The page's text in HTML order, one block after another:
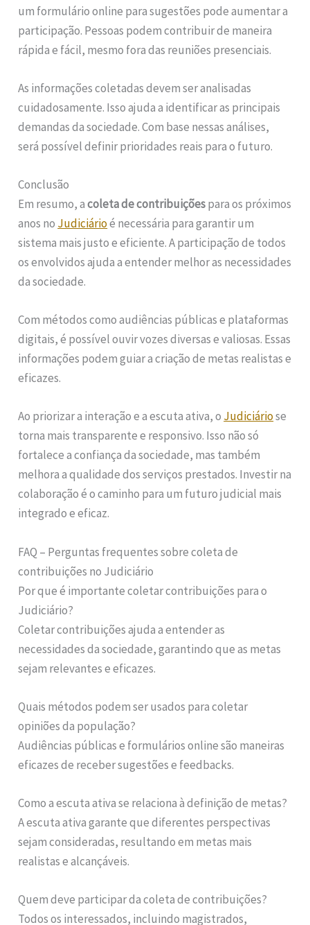
um formulário online para sugestões pode aumentar a
participação. Pessoas podem contribuir de maneira
rápida e fácil, mesmo fora das reuniões presenciais.
As informações coletadas devem ser analisadas
cuidadosamente. Isso ajuda a identificar as principais
demandas da sociedade. Com base nessas análises,
será possível definir prioridades reais para o futuro.
Conclusão
Em resumo, acoleta de contribuiçõespara os próximos
anos no Judiciárioé necessária para garantir um
sistema mais justo e eficiente. A participação de todos
os envolvidos ajuda a entender melhor as necessidades
da sociedade.
Com métodos como audiências públicas e plataformas
digitais, é possível ouvir vozes diversas e valiosas. Essas
informações podem guiar a criação de metas realistas e
eficazes.
Ao priorizar a interação e a escuta ativa, o Judiciáriose
torna mais transparente e responsivo. Isso não só
fortalece a confiança da sociedade, mas também
melhora a qualidade dos serviços prestados. Investir na
colaboração é o caminho para um futuro judicial mais
integrado e eficaz.
FAQ – Perguntas frequentes sobre coleta de
contribuições no Judiciário
Por que é importante coletar contribuições para o
Judiciário?
Coletar contribuições ajuda a entender as
necessidades da sociedade, garantindo que as metas
sejam relevantes e eficazes.
Quais métodos podem ser usados para coletar
opiniões da população?
Audiências públicas e formulários online são maneiras
eficazes de receber sugestões e feedbacks.
Como a escuta ativa se relaciona à definição de metas?
A escuta ativa garante que diferentes perspectivas
sejam consideradas, resultando em metas mais
realistas e alcançáveis.
Quem deve participar da coleta de contribuições?
Todos os interessados, incluindo magistrados,